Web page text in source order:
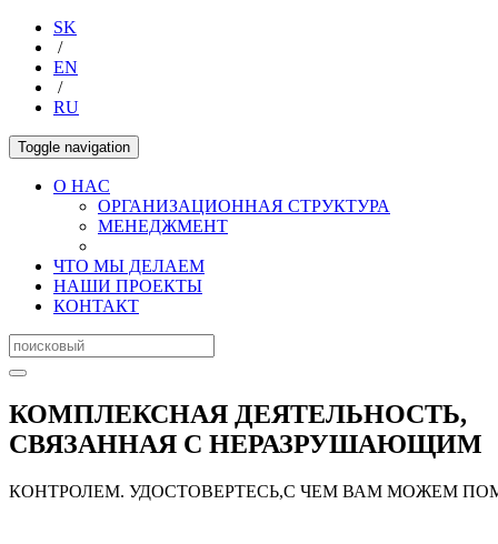
SK
/
EN
/
RU
Toggle navigation
O HAC
ОРГАНИЗАЦИОННАЯ СТРУКТУРА
МЕНЕДЖМЕНТ
ЧТО МЫ ДЕЛАЕМ
НАШИ ПРОЕКТЫ
КОНТАКТ
КОМПЛЕКСНАЯ ДЕЯТЕЛЬНОСТЬ,
СВЯЗАННАЯ С НЕРАЗРУШАЮЩИМ
КОНТРОЛЕМ. УДОСТОВЕРТЕСЬ,С ЧЕМ ВАМ МОЖЕМ